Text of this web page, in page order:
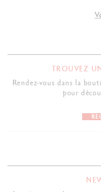
retrouvez des motifs à
Réenchantez le réel avec
couleurs et vos instruments ,
de l'instant.
Retrouvez également dans
et développer vos
coloriage, réveillez le
Des supports de
plusieurs techniques
TROUVEZ
Rendez-vous dans la
pour